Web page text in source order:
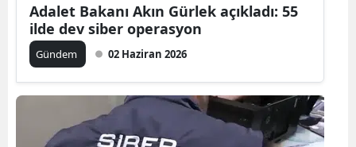
Adalet Bakanı Akın Gürlek açıkladı: 55
ilde dev siber operasyon
Gündem 02 Haziran 2026